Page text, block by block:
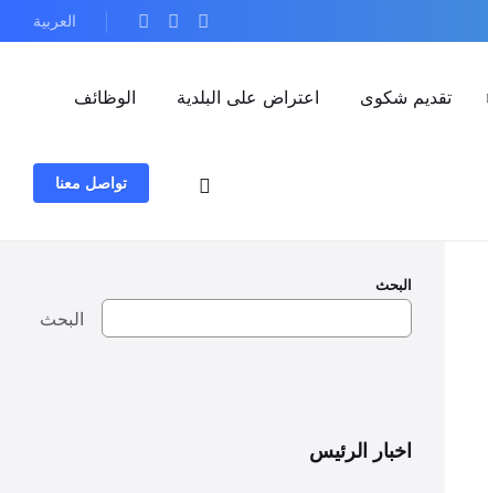
العربية
تقديم شكوى اعتراض على البلدية
الوظائف
تواصل معنا
البحث
البحث
اخبار الرئيس